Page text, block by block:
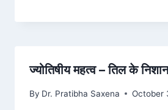
ज्योतिषीय महत्व – तिल के
By Dr. Pratibha Saxena October